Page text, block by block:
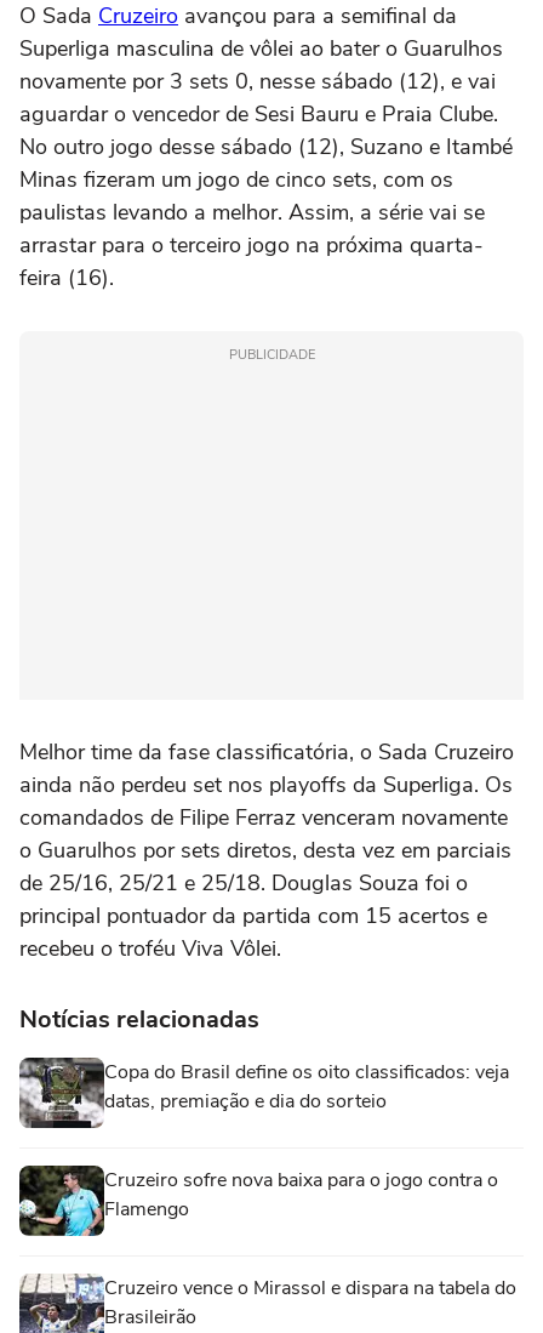
O Sada Cruzeiro avançou para a semifinal da
Superliga masculina de vôlei ao bater o Guarulhos
novamente por 3 sets 0, nesse sábado (12), e vai
aguardar o vencedor de Sesi Bauru e Praia Clube.
No outro jogo desse sábado (12), Suzano e Itambé
Minas fizeram um jogo de cinco sets, com os
paulistas levando a melhor. Assim, a série vai se
arrastar para o terceiro jogo na próxima quarta-
feira (16).
PUBLICIDADE
Melhor time da fase classificatória, o Sada Cruzeiro
ainda não perdeu set nos playoffs da Superliga. Os
comandados de Filipe Ferraz venceram novamente
o Guarulhos por sets diretos, desta vez em parciais
de 25/16, 25/21 e 25/18. Douglas Souza foi o
principal pontuador da partida com 15 acertos e
recebeu o troféu Viva Vôlei.
Notícias relacionadas
Copa do Brasil define os oito classificados: veja
datas, premiação e dia do sorteio
Cruzeiro sofre nova baixa para o jogo contra o
Flamengo
Cruzeiro vence o Mirassol e dispara na tabela do
Brasileirão